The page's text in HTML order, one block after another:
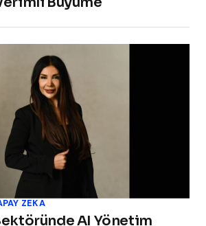
ZEKA
AI Yönetim